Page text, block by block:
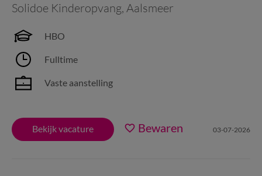
Solidoe Kinderopvang, Aalsmeer
HBO
Fulltime
Vaste aanstelling
Bekijk vacature Bewaren 03-07-2026